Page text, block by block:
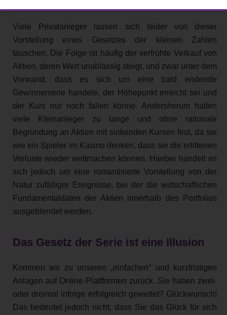
Viele Privatanleger lassen sich leider von dieser
Vorstellung eines Gesetzes der kleinen Zahlen
täuschen. Die Folge ist häufig der verfrühte Verkauf von
Aktien, deren Wert unablässig steigt, und zwar unter dem
Vorwand, dass es sich um eine bald endende
Gewinnerserie handele, der Höhepunkt erreicht sei und
der Kurs nur noch fallen könne. Andersherum halten
viele Kleinanleger zu lange und ohne rationale
Begründung an Aktien mit sinkenden Kursen fest, da sie
wie ein Spieler im Kasino denken, dass sie die erlittenen
Verluste wieder wettmachen können. Hierbei handelt es
sich jedoch um eine romantisierte Vorstellung von der
Natur zufälliger Ereignisse, bei der die wirtschaftlichen
Fundamentaldaten der Aktien innerhalb des Portfolios
ausgeblendet werden.
Das Gesetz der Serie ist eine Illusion
Kommen wir zu unseren „einfachen“ und kurzfristigen
Anlagen auf Online-Plattformen zurück. Sie haben zwei-
oder dreimal infolge erfolgreich gewettet? Glückwunsch!
Das bedeutet jedoch nicht, dass Sie das Glück für sich